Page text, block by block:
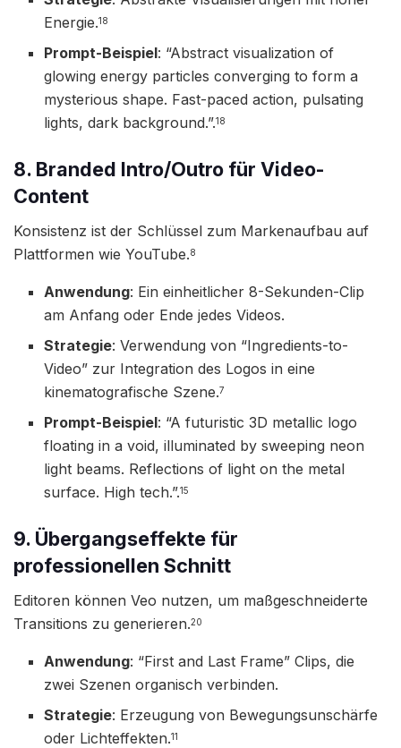
Energie.18
Prompt-Beispiel: “Abstract visualization of
glowing energy particles converging to form a
mysterious shape. Fast-paced action, pulsating
lights, dark background.”.18
8. Branded Intro/Outro für Video-
Content
Konsistenz ist der Schlüssel zum Markenaufbau auf
Plattformen wie YouTube.8
Anwendung: Ein einheitlicher 8-Sekunden-Clip
am Anfang oder Ende jedes Videos.
Strategie: Verwendung von “Ingredients-to-
Video” zur Integration des Logos in eine
kinematografische Szene.7
Prompt-Beispiel: “A futuristic 3D metallic logo
floating in a void, illuminated by sweeping neon
light beams. Reflections of light on the metal
surface. High tech.”.15
9. Übergangseffekte für
professionellen Schnitt
Editoren können Veo nutzen, um maßgeschneiderte
Transitions zu generieren.20
Anwendung: “First and Last Frame” Clips, die
zwei Szenen organisch verbinden.
Strategie: Erzeugung von Bewegungsunschärfe
oder Lichteffekten.11